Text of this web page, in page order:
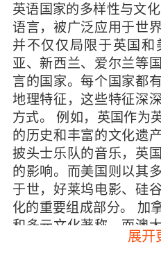
英语国家的多样性与文
语言，被广泛应用于世
并不仅仅局限于英国和
亚、新西兰、爱尔兰等
言的国家。每个国家都
地理特征，这些特征深
方式。 例如，英国作为
的历史和丰富的文化遗
披头士乐队的音乐，英
的影响。而美国则以其
于世，好莱坞电影、硅
化的重要组成部分。 加
和多元文化著称，而澳
物和悠闲的生活方式吸
展开